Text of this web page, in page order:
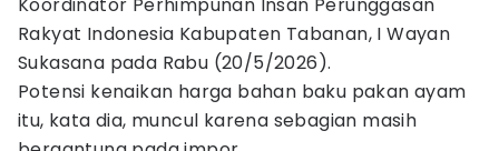
Rakyat Indonesia Kabupaten Tabanan, I Wayan
Sukasana pada Rabu (20/5/2026).
Potensi kenaikan harga bahan baku pakan ayam
itu, kata dia, muncul karena sebagian masih